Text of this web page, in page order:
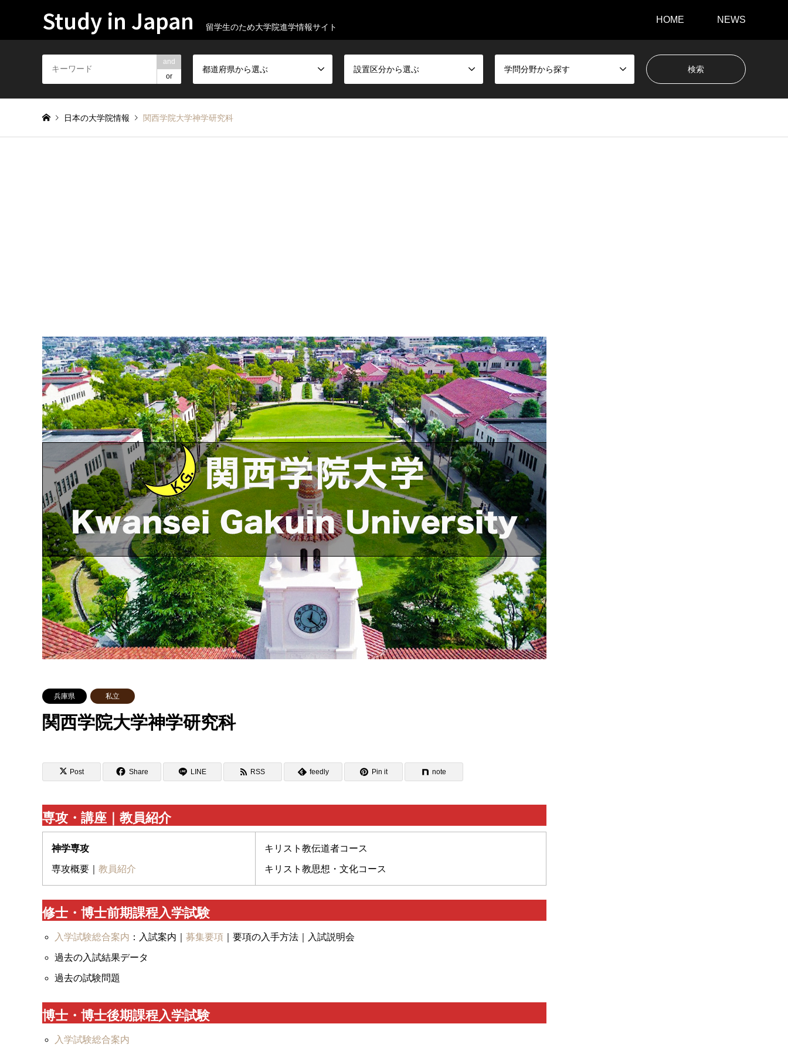
Study in Japan 留学生のため大学院進学情報サイト
HOME NEWS
and
or
都道府県から選ぶ 設置区分から選ぶ 学問分野から探す
日本の大学院情報 関西学院大学神学研究科
兵庫県 私立
関西学院大学神学研究科
Post Share LINE RSS feedly Pin it note
専攻・講座｜教員紹介
神学専攻
専攻概要｜ 教員紹介
キリスト教伝道者コース
キリスト教思想・文化コース
修士・博士前期課程入学試験
入学試験総合案内 ：入試案内｜ 募集要項｜要項の入手方法｜入試説明会
過去の入試結果データ
過去の試験問題
博士・博士後期課程入学試験
入学試験総合案内